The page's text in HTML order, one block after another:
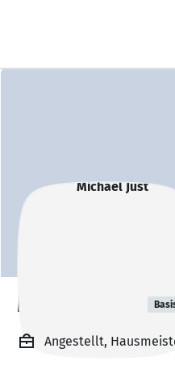
Michael Just
Angestellt,